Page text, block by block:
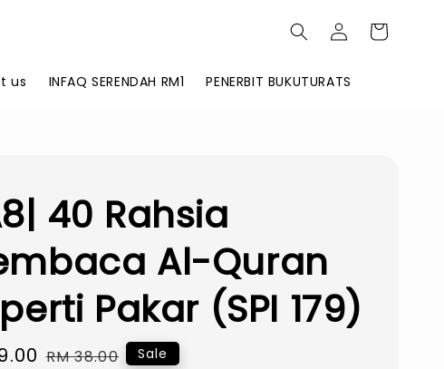
us INFAQ SERENDAH RM1 PENERBIT BUKUTURATS
40 Rahsia
Al-Quran
Pakar (SPI 179)
Regular
RM 38.00 Sale